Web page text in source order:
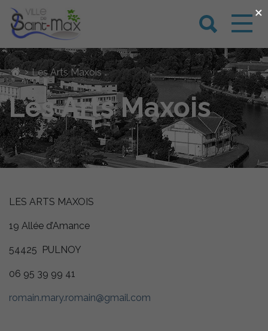
› Les Arts Maxois
Les Arts Maxois
LES ARTS MAXOIS
19 Allée d’Amance
54425 PULNOY
06 95 39 99 41
romain.mary.romain@gmail.com
×